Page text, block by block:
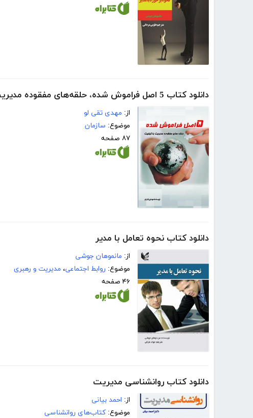
دانلود کتاب 5 اصل فراموش شده، حلقه‌های مفقوده مدیریت با کیفیت
از: مهدی تقی لو
موضوع: سازمان
۸۷ صفحه
دانلود کتاب نحوه تعامل با مدیر
از: مانموهان جوشی
موضوع: روابط اجتماعی، مدیریت و رهبری
۴۶ صفحه
دانلود کتاب روانشناسی مدیریت
از: احمد بیانی
موضوع: کتاب‌های روانشناسی